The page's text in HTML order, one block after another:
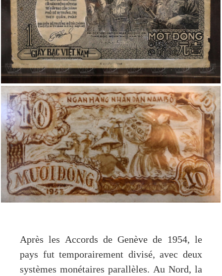
Après les Accords de Genève de 1954, le
pays fut temporairement divisé, avec deux
systèmes monétaires parallèles. Au Nord, la